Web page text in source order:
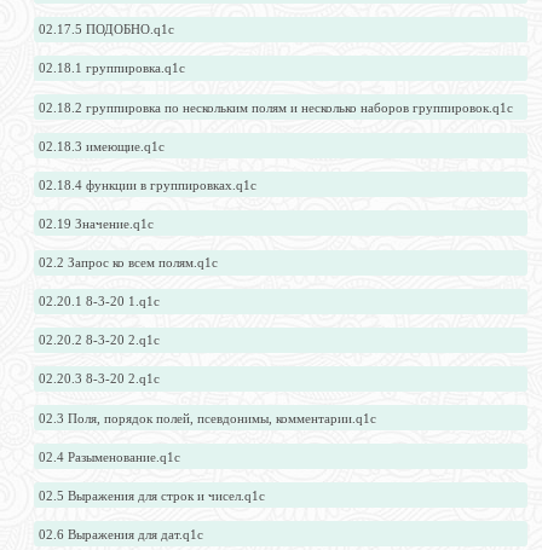
02.17.5 ПОДОБНО.q1c
02.18.1 группировка.q1c
02.18.2 группировка по нескольким полям и несколько наборов группировок.q1c
02.18.3 имеющие.q1c
02.18.4 функции в группировках.q1c
02.19 Значение.q1c
02.2 Запрос ко всем полям.q1c
02.20.1 8-3-20 1.q1c
02.20.2 8-3-20 2.q1c
02.20.3 8-3-20 2.q1c
02.3 Поля, порядок полей, псевдонимы, комментарии.q1c
02.4 Разыменование.q1c
02.5 Выражения для строк и чисел.q1c
02.6 Выражения для дат.q1c